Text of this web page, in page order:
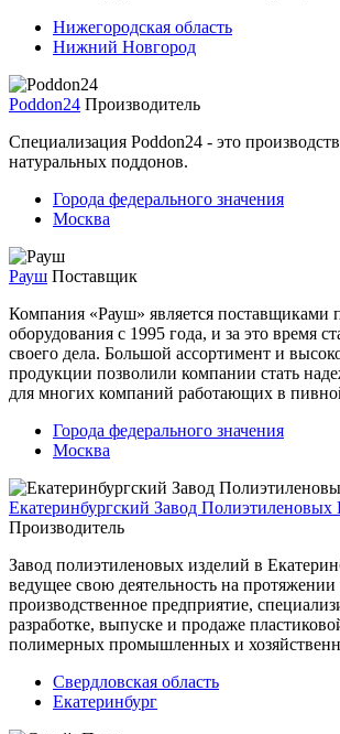
Нижегородская область
Нижний Новгород
Poddon24 Производитель
Специализация Poddon24 - это
натуральных поддонов.
Города федерального значения
Москва
Рауш Поставщик
Компания «Рауш» является поставщиками
оборудования с 1995 года, и за это время
своего дела. Большой ассортимент и
продукции позволили компании стать
для многих компаний работающих в
Города федерального значения
Москва
Екатеринбургский Завод Полиэтиленовых
Производитель
Завод полиэтиленовых изделий в
ведущее свою деятельность на
производственное предприятие,
разработке, выпуске и продаже
полимерных промышленных и
Свердловская область
Екатеринбург